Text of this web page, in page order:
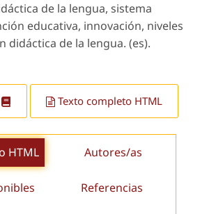
de la lengua, sistema
educativa, innovación, niveles
didáctica de la lengua. (es).
Texto completo HTML
HTML Autores/as
Referencias